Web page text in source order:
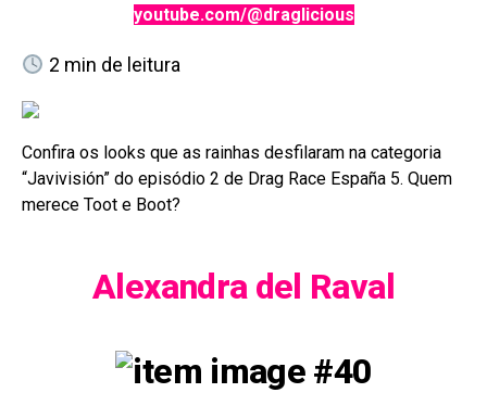
youtube.com/@draglicious
2 min de leitura
Confira os looks que as rainhas desfilaram na categoria
“Javivisión” do episódio 2 de Drag Race España 5. Quem
merece Toot e Boot?
Alexandra del Raval